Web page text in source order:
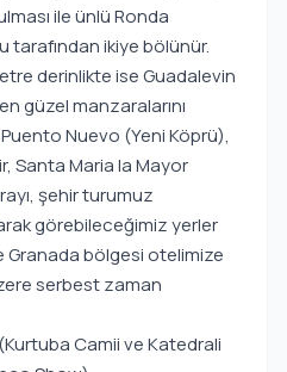
ile ünlü Ronda
tarafından ikiye bölünür.
derinlikte ise Guadalevin
güzel manzaralarını
Nuevo (Yeni Köprü),
Santa Maria la Mayor
şehir turumuz
görebileceğimiz yerler
Granada bölgesi otelimize
serbest zaman
Camii ve Katedrali